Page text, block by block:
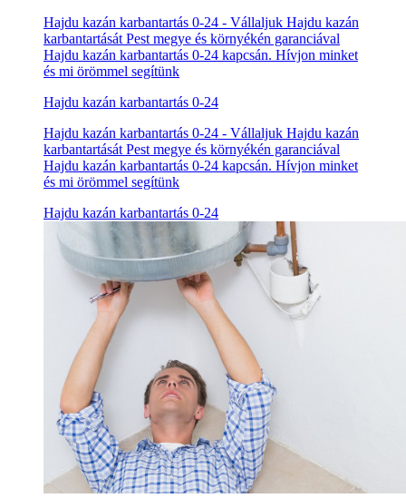
Hajdu kazán karbantartás 0-24 - Vállaljuk Hajdu kazán
karbantartását Pest megye és környékén garanciával
Hajdu kazán karbantartás 0-24 kapcsán. Hívjon minket
és mi örömmel segítünk
Hajdu kazán karbantartás 0-24
Hajdu kazán karbantartás 0-24 - Vállaljuk Hajdu kazán
karbantartását Pest megye és környékén garanciával
Hajdu kazán karbantartás 0-24 kapcsán. Hívjon minket
és mi örömmel segítünk
Hajdu kazán karbantartás 0-24